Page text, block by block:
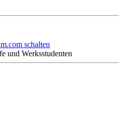
schalten
und Werksstudenten